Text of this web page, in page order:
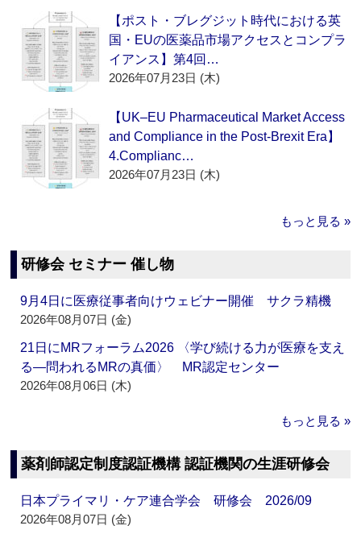
【ポスト・ブレグジット時代における英
国・EUの医薬品市場アクセスとコンプラ
イアンス】第4回…
2026年07月23日 (木)
【UK–EU Pharmaceutical Market Access
and Compliance in the Post-Brexit Era】
4.Complianc…
2026年07月23日 (木)
もっと見る »
研修会 セミナー 催し物
9月4日に医療従事者向けウェビナー開催 サクラ精機
2026年08月07日 (金)
21日にMRフォーラム2026 〈学び続ける力が医療を支え
る―問われるMRの真価〉 MR認定センター
2026年08月06日 (木)
もっと見る »
薬剤師認定制度認証機構 認証機関の生涯研修会
日本プライマリ・ケア連合学会 研修会 2026/09
2026年08月07日 (金)